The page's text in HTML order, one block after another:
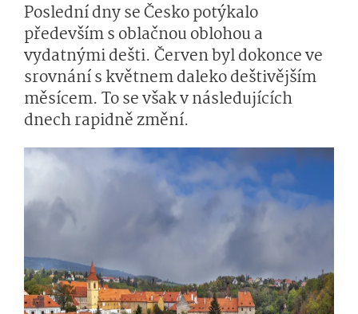
Poslední dny se Česko potýkalo
především s oblačnou oblohou a
vydatnými dešti. Červen byl dokonce ve
srovnání s květnem daleko deštivějším
měsícem. To se však v následujících
dnech rapidně změní.